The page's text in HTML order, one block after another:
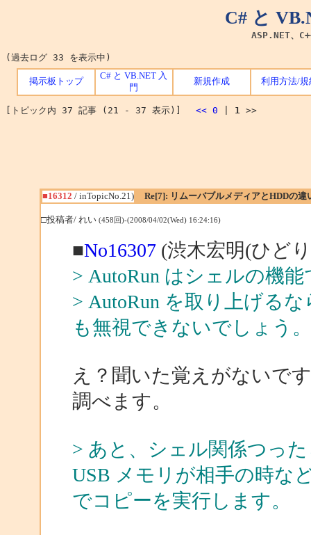
C# と
ASP.NET、
(過去ログ 33 を表示中)
掲示板トップ
C# と VB.NET 入
門
新規作成 利用方法/規
[トピック内 37 記事 (21 - 37 表示)] << 0 1 >>
■16312 / inTopicNo.21) Re[7]: リムーバブルメディアとHDDの違
□投稿者/ れい (458回)-(2008/04/02(Wed) 16:24:16)
■No16307(渋木宏明(ひど
> AutoRun はシェルの機能
> AutoRun を取り上げる
も無視できないでしょう。
え？聞いた覚えがないで
調べます。
> あと、シェル関係つっ
USB メモリが相手の時な
でコピーを実行します。